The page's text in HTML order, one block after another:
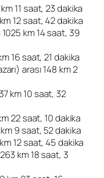
11 saat, 23 dakika
12 saat, 42 dakika
km 14 saat, 39
16 saat, 21 dakika
arası 148 km 2
km 10 saat, 32
22 saat, 10 dakika
9 saat, 52 dakika
12 saat, 45 dakika
km 18 saat, 3